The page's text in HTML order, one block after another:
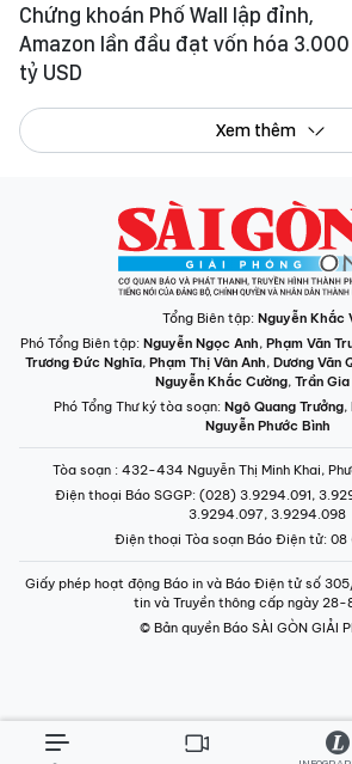
Chứng khoán Phố Wall lập đỉnh,
Amazon lần đầu đạt vốn hóa 3.000
tỷ USD
Xem thêm
Tổng Biên tập: Nguyễn Khắc
Phó Tổng Biên tập: Nguyễn Ngọc Anh, Phạm Văn
Trương Đức Nghĩa, Phạm Thị Vân Anh, Dương Văn
Nguyễn Khắc Cường, Trần
Phó Tổng Thư ký tòa soạn: Ngô Quang Trưởng,
Nguyễn Phước Bình
Tòa soạn : 432-434 Nguyễn Thị Minh Khai,
Điện thoại Báo SGGP: (028) 3.9294.091,
3.9294.097, 3.9294.098
Điện thoại Tòa soạn Báo Điện tử: 08
Giấy phép hoạt động Báo in và Báo Điện tử số
tin và Truyền thông cấp ngày
© Bản quyền Báo SÀI GÒN GIẢI